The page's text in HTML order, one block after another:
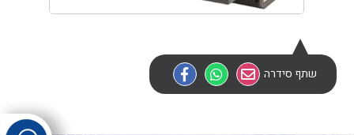
לכל מוצרי היצרן
שתף סידרה